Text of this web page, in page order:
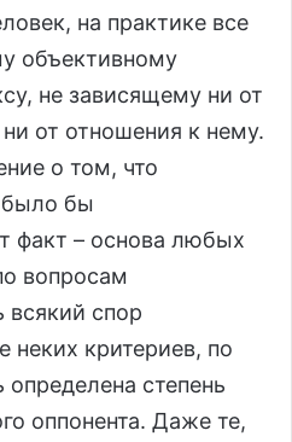
на практике все
объективному
не зависящему ни от
от отношения к нему.
о том, что
было бы
факт – основа любых
вопросам
всякий спор
неких критериев, по
степень
оппонента. Даже те,